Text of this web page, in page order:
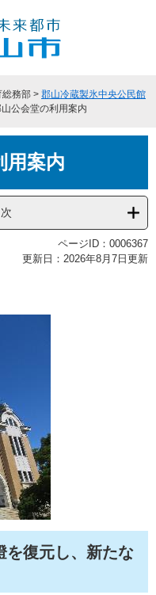
総務部 > 郡山冷蔵製氷中央公民館
公会堂の利用案内
用案内
ページID：0006367
更新日：2026年8月7日更新
を復元し、新たな